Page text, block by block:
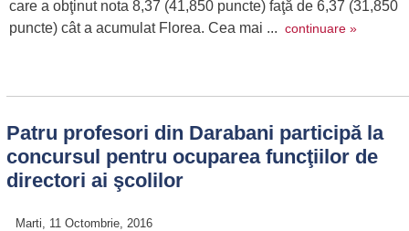
care a obţinut nota 8,37 (41,850 puncte) faţă de 6,37 (31,850
puncte) cât a acumulat Florea. Cea mai ... continuare »
Patru profesori din Darabani participă la
concursul pentru ocuparea funcţiilor de
directori ai şcolilor
Marti, 11 Octombrie, 2016